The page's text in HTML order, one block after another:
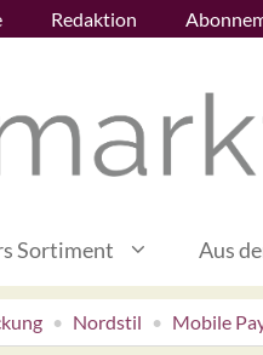
Redaktion
Sortiment Aus
Nordstil Mobile